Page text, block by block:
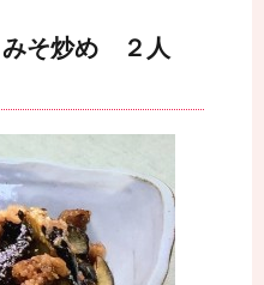
みそ炒め ２人